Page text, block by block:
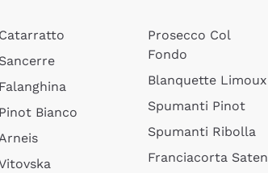
Catarratto
Sancerre
Falanghina
Pinot Bianco
Prosecco Col
Fondo
Blanquette Limoux
Spumanti Pinot
Spumanti Ribolla
Franciacorta Saten